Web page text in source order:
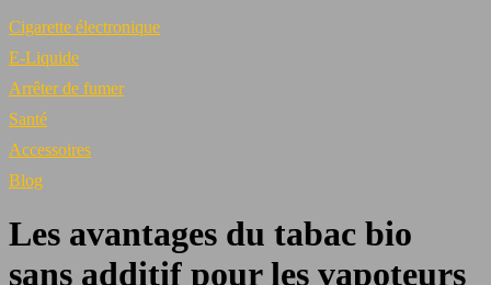
Cigarette électronique
E-Liquide
Arrêter de fumer
Santé
Accessoires
Blog
Les avantages du tabac bio
sans additif pour les vapoteurs